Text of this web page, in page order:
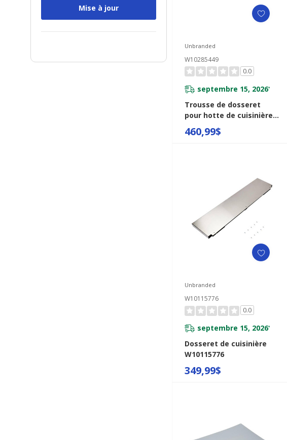
Mise à jour
Unbranded
W10285449
0.0
septembre 15, 2026*
Trousse de dosseret
pour hotte de cuisinière
avec tablette en acier
inoxydable - 48 po (121,9
460,99$
Unbranded
W10115776
0.0
septembre 15, 2026*
Dosseret de cuisinière
W10115776
349,99$